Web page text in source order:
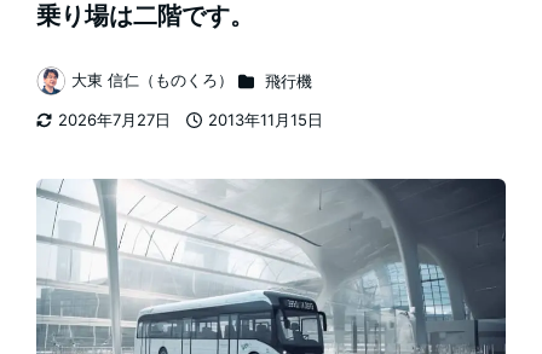
乗り場は二階です。
2026年7月27日
2013年11月15日
著
者
大東 信仁（ものくろ） カテゴリー
飛行機